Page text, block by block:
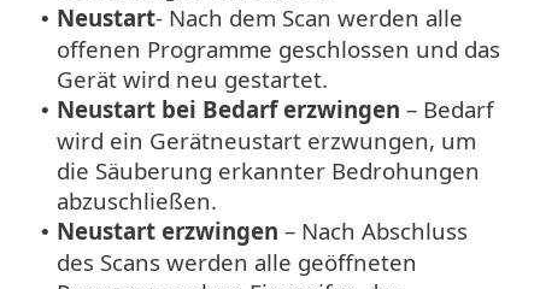
• Neustart- Nach dem Scan werden alle
offenen Programme geschlossen und das
Gerät wird neu gestartet.
• Neustart bei Bedarf erzwingen – Bedarf
wird ein Gerätneustart erzwungen, um
die Säuberung erkannter Bedrohungen
abzuschließen.
• Neustart erzwingen – Nach Abschluss
des Scans werden alle geöffneten